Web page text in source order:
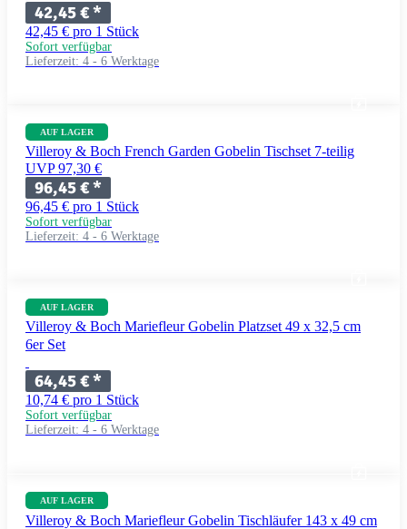
42,45 €*
42,45 € pro 1 Stück
Sofort verfügbar
Lieferzeit: 4 - 6 Werktage
AUF LAGER
Villeroy & Boch French Garden Gobelin Tischset 7-teilig
UVP 97,30 €
96,45 €*
96,45 € pro 1 Stück
Sofort verfügbar
Lieferzeit: 4 - 6 Werktage
AUF LAGER
Villeroy & Boch Mariefleur Gobelin Platzset 49 x 32,5 cm
6er Set
64,45 €*
10,74 € pro 1 Stück
Sofort verfügbar
Lieferzeit: 4 - 6 Werktage
AUF LAGER
Villeroy & Boch Mariefleur Gobelin Tischläufer 143 x 49 cm